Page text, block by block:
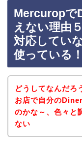
Mercuropで
えない理由
対応してい
使っている！
どうしてなんだ
お店で自分の
のかな～、色々と
ない